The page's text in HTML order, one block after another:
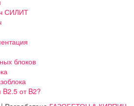
СИЛИТ
блоков
от B2?